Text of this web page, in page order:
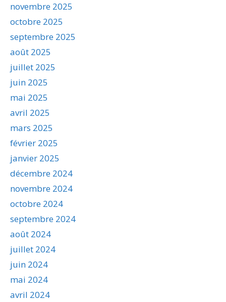
novembre 2025
octobre 2025
septembre 2025
août 2025
juillet 2025
juin 2025
mai 2025
avril 2025
mars 2025
février 2025
janvier 2025
décembre 2024
novembre 2024
octobre 2024
septembre 2024
août 2024
juillet 2024
juin 2024
mai 2024
avril 2024